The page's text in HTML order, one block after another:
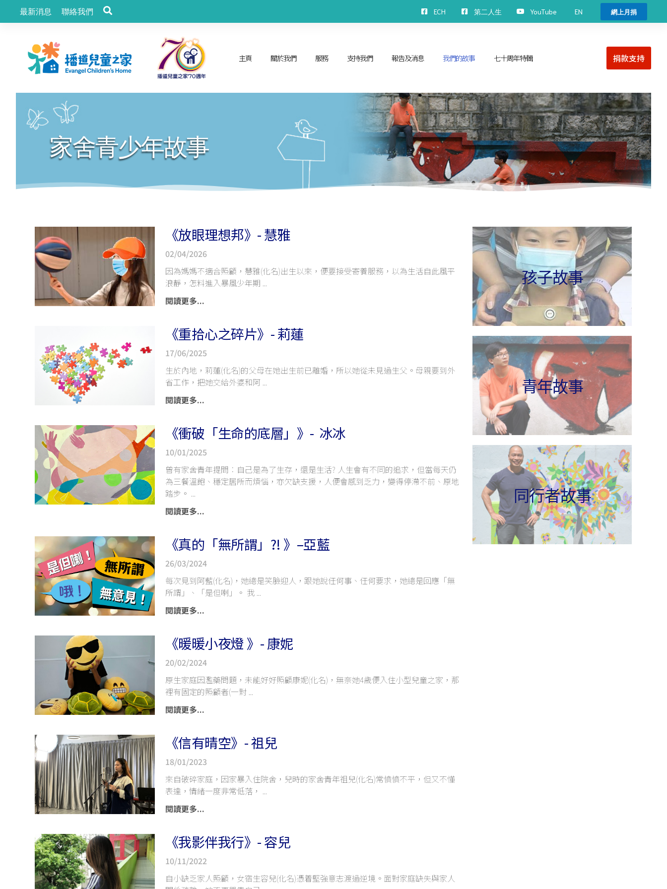
最新消息 聯絡我們 ECH 第二人生 YouTube EN 網上月捐
主頁 關於我們 服務 支持我們 報告及消息 我們的故事 七十周年特輯 捐款支持
家舍青少年故事
《放眼理想邦》- 慧雅
02/04/2026
因為媽媽不適合照顧，慧雅(化名)出生以來，便要接受寄養服務，以為生活自此風平
浪靜，怎料進入暴風少年期
閱讀更多...
《重拾心之碎片》- 莉蓮
17/06/2025
生於內地，莉蓮(化名)的父母在她出生前已離婚，所以她從未見過生父。母親要到外
省工作，把她交給外婆和阿
閱讀更多...
《衝破「生命的底層」》- 冰冰
10/01/2025
曾有家舍青年提問︰自己是為了生存，還是生活? 人生會有不同的追求，但當每天仍
為三餐溫飽、穩定居所而煩惱，亦欠缺支援，人便會感到乏力，變得停滯不前、原地
踏步。
閱讀更多...
《真的「無所謂」?! 》–亞藍
26/03/2024
每次見到阿藍(化名)，她總是笑臉迎人，跟她說任何事、任何要求，她總是回應「無
所謂」、「是但喇」。 我
閱讀更多...
《暖暖小夜燈 》- 康妮
20/02/2024
原生家庭因濫藥問題，未能好好照顧康妮(化名)，無奈她4歲便入住小型兒童之家，那
裡有固定的照顧者(一對
閱讀更多...
《信有晴空》- 祖兒
18/01/2023
來自破碎家庭，因家暴入住院舍，兒時的家舍青年祖兒(化名)常憤憤不平，但又不懂
表達，情緒一度非常低落，
閱讀更多...
《我影伴我行》- 容兒
10/11/2022
自小缺乏家人照顧，女宿生容兒(化名)憑着堅強意志渡過逆境。面對家庭缺失與家人
孩子故事
青年故事
同行者故事